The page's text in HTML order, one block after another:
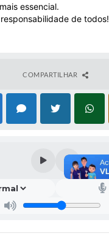
essencial.
de todos!
COMPARTILHAR